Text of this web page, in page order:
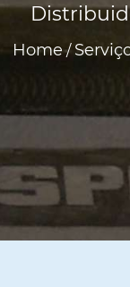
Home/